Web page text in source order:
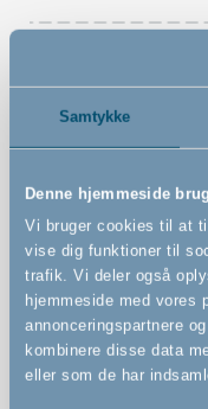
Samtykke
Denne hjemmeside
Vi bruger cookies til at
vise dig funktioner til
trafik. Vi deler også
hjemmeside med vores
annonceringspartnere
kombinere disse data
eller som de har
Kan betjenes
Presmonteret
Kan forkortes